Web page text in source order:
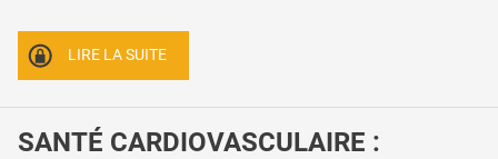
LIRE LA SUITE
SANTÉ CARDIOVASCULAIRE :